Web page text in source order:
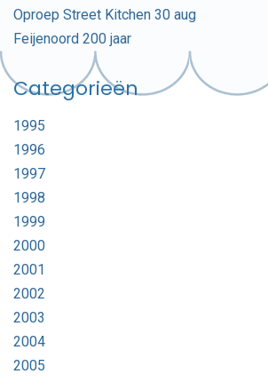
Oproep Street Kitchen 30 aug
Feijenoord 200 jaar
Categorieën
1995
1996
1997
1998
1999
2000
2001
2002
2003
2004
2005